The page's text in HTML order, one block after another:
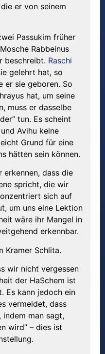
er von seinem
Passukim früher
Rabbeinus
beschreibt. Raschi
gelehrt hat, so
er sie geboren. So
hat, um seine
muss er dasselbe
tun. Es scheint
Avihu keine
Grund für eine
hätten sein können.
erkennen, dass die
spricht, die wir
sich auf
um uns eine Lektion
wäre ihr Mangel in
erkennbar.
Kramer Schlita.
wir nicht vergessen
der HaSchem ist
Es kann jedoch ein
vermeidet, dass
indem man sagt,
wird” – dies ist